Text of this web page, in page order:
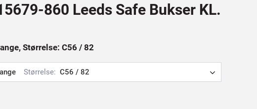
860 Leeds Safe Bukser KL.
Størrelse: C56 / 82
Størrelse: C56 / 82